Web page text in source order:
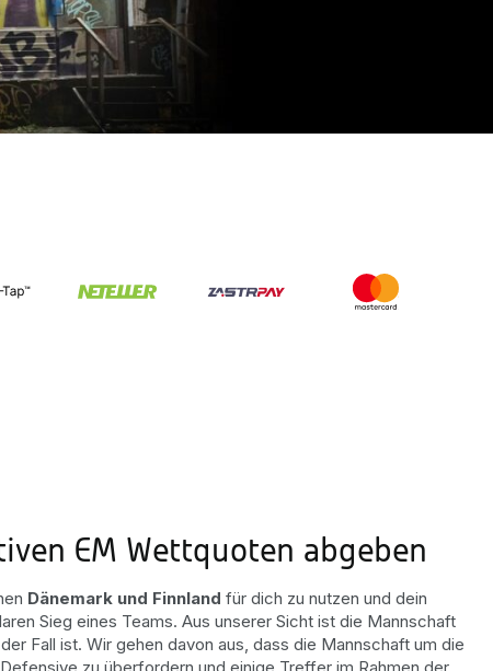
EM Wettquoten abgeben
Dänemark und Finnland für dich zu nutzen und dein
Sieg eines Teams. Aus unserer Sicht ist die Mannschaft
Fall ist. Wir gehen davon aus, dass die Mannschaft um die